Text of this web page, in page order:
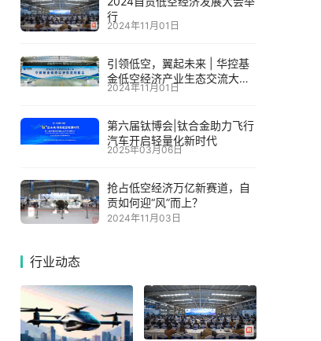
行
2024年11月01日
引领低空，翼起未来 | 华控基
金低空经济产业生态交流大会
召开
2024年11月01日
第六届钛博会|钛合金助力飞行
汽车开启轻量化新时代
2025年03月06日
抢占低空经济万亿新赛道，自
贡如何迎“风”而上？
2024年11月03日
行业动态